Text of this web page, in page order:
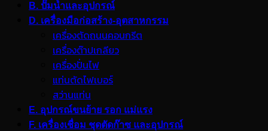
B. ปั๊มน้ำและอุปกรณ์
D. เครื่องมือก่อสร้าง-อุตสาหกรรม
เครื่องตัดถนนคอนกรีต
เครื่องต๊าปเกลียว
เครื่องปั่นไฟ
แท่นตัดไฟเบอร์
สว่านแท่น
E. อุปกรณ์ขนย้าย รอก แม่แรง
F. เครื่องเชื่อม ชุดตัดก๊าซ และอุปกรณ์